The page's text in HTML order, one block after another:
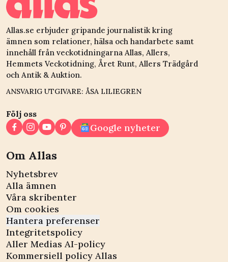
Allas.se erbjuder gripande journalistik kring
ämnen som relationer, hälsa och handarbete samt
innehåll från veckotidningarna Allas, Allers,
Hemmets Veckotidning, Året Runt, Allers Trädgård
och Antik & Auktion.
ANSVARIG UTGIVARE: ÅSA LILIEGREN
Följ oss
Google nyheter
Om Allas
Nyhetsbrev
Alla ämnen
Våra skribenter
Om cookies
Hantera preferenser
Integritetspolicy
Aller Medias AI-policy
Kommersiell policy Allas